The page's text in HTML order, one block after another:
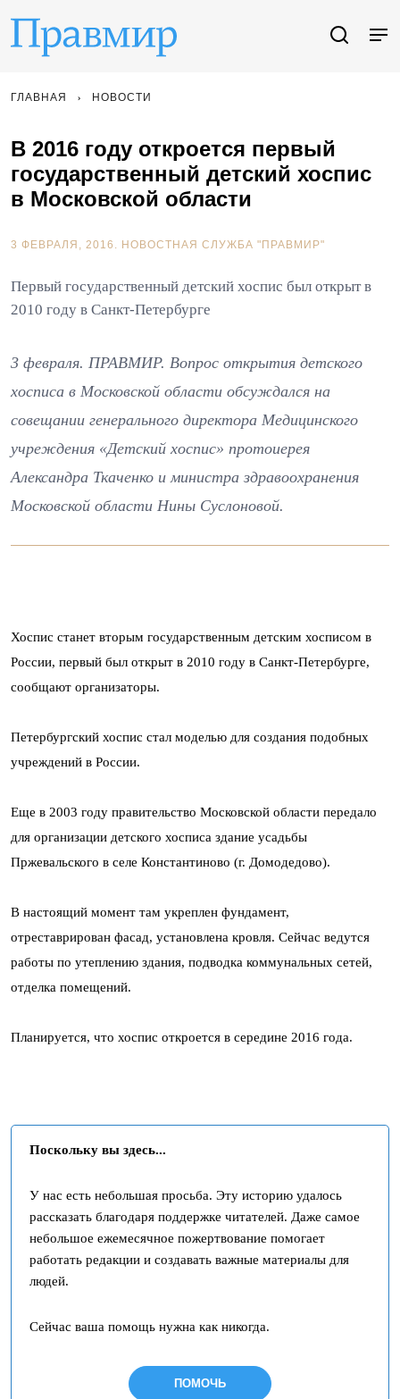
ГЛАВНАЯ НОВОСТИ
В 2016 году откроется первый
государственный детский хоспис
в Московской области
3 ФЕВРАЛЯ, 2016. НОВОСТНАЯ СЛУЖБА "ПРАВМИР"
Первый государственный детский хоспис был открыт в
2010 году в Санкт-Петербурге
3 февраля. ПРАВМИР. Вопрос открытия детского
хосписа в Московской области обсуждался на
совещании генерального директора Медицинского
учреждения «Детский хоспис» протоиерея
Александра Ткаченко и министра здравоохранения
Московской области Нины Суслоновой.
Хоспис станет вторым государственным детским хосписом в
России, первый был открыт в 2010 году в Санкт-Петербурге,
сообщают организаторы.
Петербургский хоспис стал моделью для создания подобных
учреждений в России.
Еще в 2003 году правительство Московской области передало
для организации детского хосписа здание усадьбы
Пржевальского в селе Константиново (г. Домодедово).
В настоящий момент там укреплен фундамент,
отреставрирован фасад, установлена кровля. Сейчас ведутся
работы по утеплению здания, подводка коммунальных сетей,
отделка помещений.
Планируется, что хоспис откроется в середине 2016 года.
Поскольку вы здесь...
У нас есть небольшая просьба. Эту историю удалось
рассказать благодаря поддержке читателей. Даже самое
небольшое ежемесячное пожертвование помогает
работать редакции и создавать важные материалы для
людей.
Сейчас ваша помощь нужна как никогда.
ПОМОЧЬ